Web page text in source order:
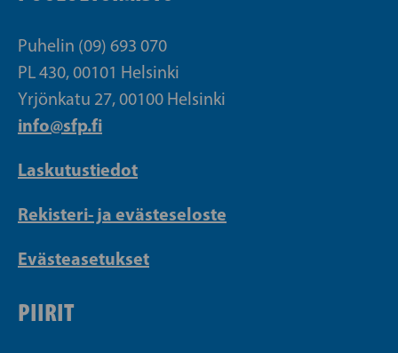
Puhelin (09) 693 070
PL 430, 00101 Helsinki
Yrjönkatu 27, 00100 Helsinki
info@sfp.fi
Laskutustiedot
Rekisteri- ja evästeseloste
Evästeasetukset
PIIRIT